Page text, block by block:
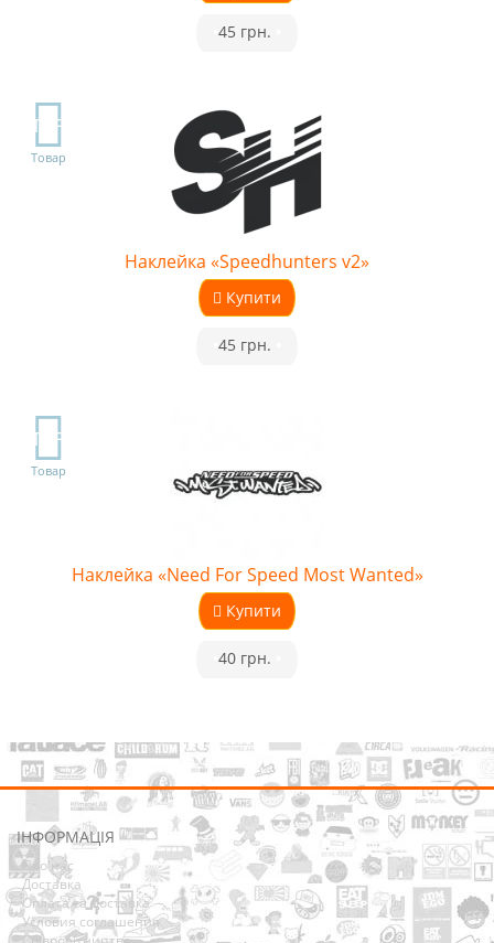
45 грн.
TOP
Товар
Наклейка «Speedhunters v2»
Купити
45 грн.
TOP
Товар
Наклейка «Need For Speed Most Wanted»
Купити
40 грн.
ІНФОРМАЦІЯ
Про нас
Доставка
Оплата та Доставка
Условия соглашения